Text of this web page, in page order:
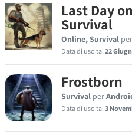
Last Day
Survival
Online, Survival per
Data di uscita:22
Frostborn
Survival per
Data di uscita:3